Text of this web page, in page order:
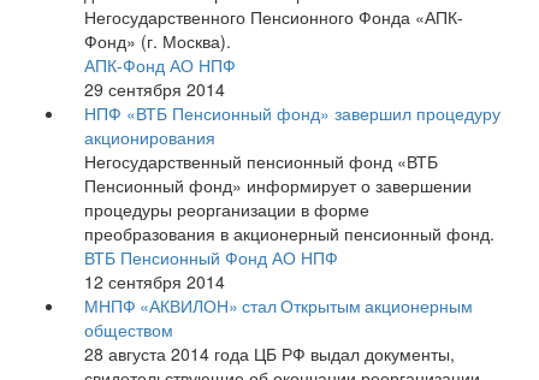
Негосударственного Пенсионного Фонда «АПК-
Фонд» (г. Москва).
АПК-Фонд АО НПФ
29 сентября 2014
НПФ «ВТБ Пенсионный фонд» завершил процедуру
акционирования
Негосударственный пенсионный фонд «ВТБ
Пенсионный фонд» информирует о завершении
процедуры реорганизации в форме
преобразования в акционерный пенсионный фонд.
ВТБ Пенсионный Фонд АО НПФ
12 сентября 2014
МНПФ «АКВИЛОН» стал Открытым акционерным
обществом
28 августа 2014 года ЦБ РФ выдал документы,